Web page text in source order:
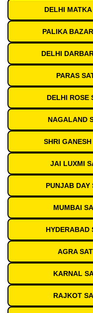
DELHI
PALIKA
DELHI
PARAS
DELHI ROSE
NAGALAND
SHRI
JAI LUXMI
PUNJAB DAY
MUMBAI
HYDERABAD
AGRA
KARNAL
RAJKOT